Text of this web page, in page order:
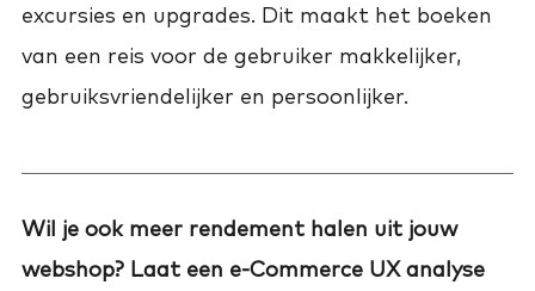
excursies en upgrades. Dit maakt het boeken
van een reis voor de gebruiker makkelijker,
gebruiksvriendelijker en persoonlijker.
Wil je ook meer rendement halen uit jouw
webshop? Laat een e-Commerce UX analyse